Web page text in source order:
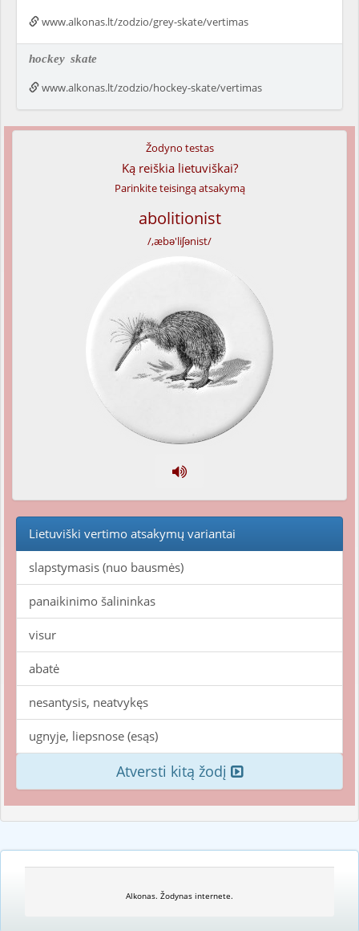
www.alkonas.lt/zodzio/grey-skate/vertimas
hockey skate
www.alkonas.lt/zodzio/hockey-skate/vertimas
Žodyno testas
Ką reiškia lietuviškai?
Parinkite teisingą atsakymą
abolitionist
/,æbə'liʃənist/
Lietuviški vertimo atsakymų variantai
slapstymasis (nuo bausmės)
panaikinimo šalininkas
visur
abatė
nesantysis, neatvykęs
ugnyje, liepsnose (esąs)
Atversti kitą žodį
Alkonas. Žodynas internete.